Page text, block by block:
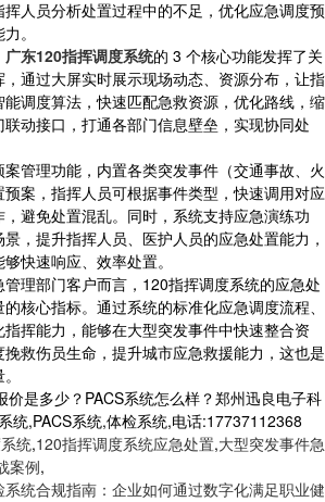
人员分析处置过程中的不足，优化应急调度预
。
广东120指挥调度系统的 3 个核心功能发挥了关
通过大屏实时展示现场动态、资源分布，让指
调度算法，快速匹配急救资源，优化路线，缩
动接口，打通各部门信息壁垒，实现协同处
管理功能，内置各类突发事件（交通事故、火
案，指挥人员可根据事件类型，快速调用对应
避免处置混乱。同时，系统支持应急演练功
，提升指挥人员、医护人员的应急处置能力，
快速响应、效率处置。
理部门客户而言，120指挥调度系统的应急处
核心指标。通过系统的标准化应急调度流程、
挥能力，能够在大型突发事件中快速整合资
救伤员生命，提升城市应急救援能力，这也是
价是多少？PACS系统怎么样？郑州迅良电子科
统,PACS系统,体检系统,电话:17737112368
统,120指挥调度系统应急处置,大型突发事件急
案例,
系统合规指南：企业如何通过数字化满足职业健